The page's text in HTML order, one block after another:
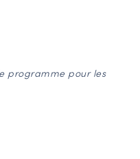
programme pour les